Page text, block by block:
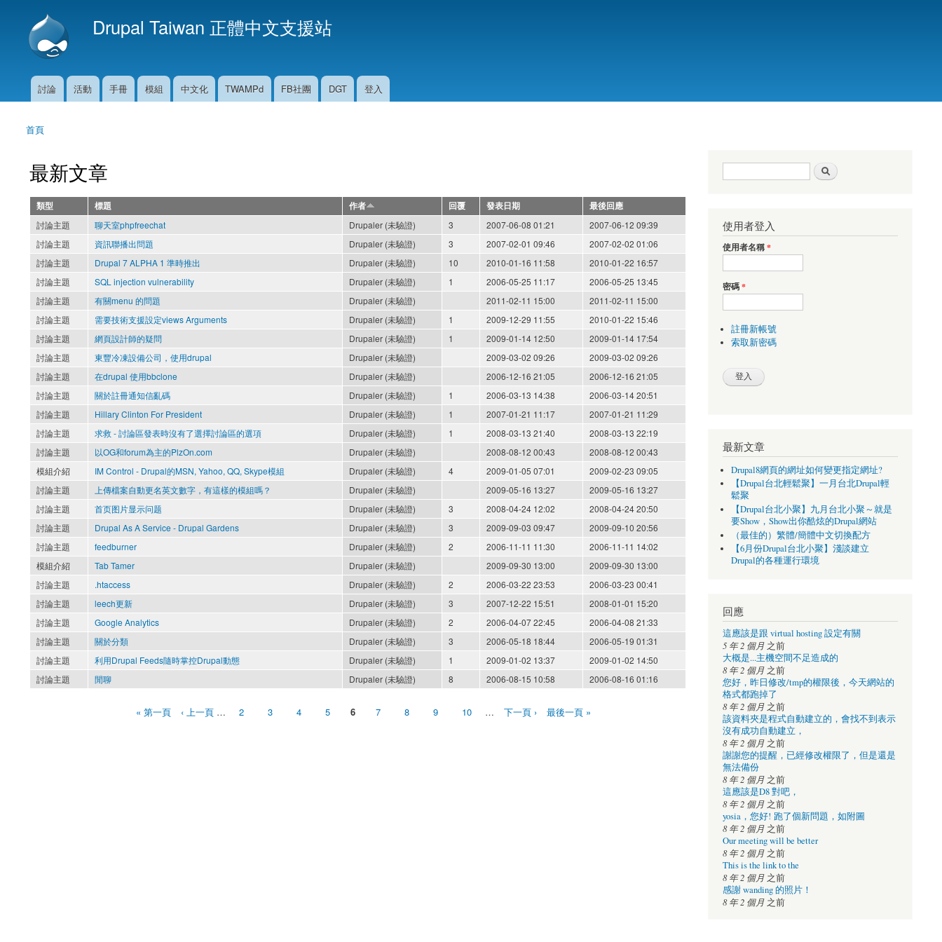
Drupal Taiwan 正體中文支援站
主選單
討論 活動 手冊 模組 中文化 TWAMPd FB社團 DGT 登入
您在這裡
首頁
最新文章
類型 標題 作者 回覆 發表日期
最後回應
討論主題
聊天室phpfreechat Drupaler (未驗證) 3 2007-06-08 01:21
2007-06-12 09:39
討論主題
資訊聯播出問題 Drupaler (未驗證) 3 2007-02-01 09:46
2007-02-02 01:06
討論主題
Drupal 7 ALPHA 1 準時推出 Drupaler (未驗證) 10 2010-01-16 11:58
2010-01-22 16:57
討論主題
SQL injection vulnerability Drupaler (未驗證) 1 2006-05-25 11:17
2006-05-25 13:45
討論主題
有關menu 的問題 Drupaler (未驗證) 2011-02-11 15:00
2011-02-11 15:00
討論主題
需要技術支援設定views Arguments Drupaler (未驗證) 1 2009-12-29 11:55
2010-01-22 15:46
討論主題
網頁設計師的疑問 Drupaler (未驗證) 1 2009-01-14 12:50
2009-01-14 17:54
討論主題
東豐冷凍設備公司，使用drupal Drupaler (未驗證) 2009-03-02 09:26
2009-03-02 09:26
討論主題
在drupal 使用bbclone Drupaler (未驗證) 2006-12-16 21:05
2006-12-16 21:05
討論主題
關於註冊通知信亂碼 Drupaler (未驗證) 1 2006-03-13 14:38
2006-03-14 20:51
討論主題
Hillary Clinton For President Drupaler (未驗證) 1 2007-01-21 11:17
2007-01-21 11:29
討論主題
求救 - 討論區發表時沒有了選擇討論區的選項 Drupaler (未驗證) 1 2008-03-13 21:40
2008-03-13 22:19
討論主題
以OG和forum為主的PlzOn.com Drupaler (未驗證) 2008-08-12 00:43
2008-08-12 00:43
模組介紹
IM Control - Drupal的MSN, Yahoo, QQ, Skype模組 Drupaler (未驗證) 4 2009-01-05 07:01
2009-02-23 09:05
討論主題
上傳檔案自動更名英文數字，有這樣的模組嗎？ Drupaler (未驗證) 2009-05-16 13:27
2009-05-16 13:27
討論主題
首页图片显示问题 Drupaler (未驗證) 3 2008-04-24 12:02
2008-04-24 20:50
討論主題
Drupal As A Service - Drupal Gardens Drupaler (未驗證) 3 2009-09-03 09:47
2009-09-10 20:56
討論主題
feedburner Drupaler (未驗證) 2 2006-11-11 11:30
2006-11-11 14:02
模組介紹
Tab Tamer Drupaler (未驗證) 2009-09-30 13:00
2009-09-30 13:00
討論主題
.htaccess Drupaler (未驗證) 2 2006-03-22 23:53
2006-03-23 00:41
討論主題
leech更新 Drupaler (未驗證) 3 2007-12-22 15:51
2008-01-01 15:20
討論主題
Google Analytics Drupaler (未驗證) 2 2006-04-07 22:45
2006-04-08 21:33
討論主題
關於分類 Drupaler (未驗證) 3 2006-05-18 18:44
2006-05-19 01:31
討論主題
利用Drupal Feeds隨時掌控Drupal動態 Drupaler (未驗證) 1 2009-01-02 13:37
2009-01-02 14:50
討論主題
閒聊 Drupaler (未驗證) 8 2006-08-15 10:58 2006-08-16 01:16
« 第一頁 ‹ 上一頁 … 2 3 4 5 6 7 8 9 10 … 下一頁 › 最後一頁 »
搜尋表單
使用者登入
使用者名稱*
密碼*
註冊新帳號
索取新密碼
最新文章
Drupal8網頁的網址如何變更指定網址?
【Drupal台北輕鬆聚】一月台北Drupal輕
鬆聚
【Drupal台北小聚】九月台北小聚～就是
要Show，Show出你酷炫的Drupal網站
（最佳的）繁體/簡體中文切換配方
【6月份Drupal台北小聚】淺談建立
Drupal的各種運行環境
回應
這應該是跟 virtual hosting 設定有關
5 年 2 個月之前
大概是...主機空間不足造成的
8 年 2 個月之前
您好，昨日修改/tmp的權限後，今天網站的
格式都跑掉了
8 年 2 個月之前
該資料夾是程式自動建立的，會找不到表示
沒有成功自動建立，
8 年 2 個月之前
謝謝您的提醒，已經修改權限了，但是還是
無法備份
8 年 2 個月之前
這應該是D8 對吧，
8 年 2 個月之前
yosia，您好! 跑了個新問題，如附圖
8 年 2 個月之前
Our meeting will be better
8 年 2 個月之前
This is the link to the
8 年 2 個月之前
感謝 wanding 的照片！
8 年 2 個月之前